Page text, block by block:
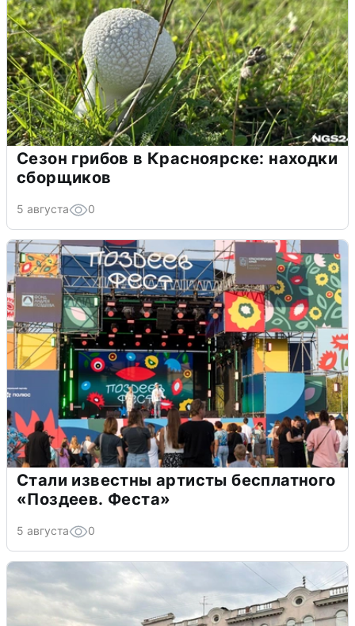
Сезон грибов в Красноярске: находки
сборщиков
5 августа 0
Стали известны артисты бесплатного
«Поздеев. Феста»
5 августа 0